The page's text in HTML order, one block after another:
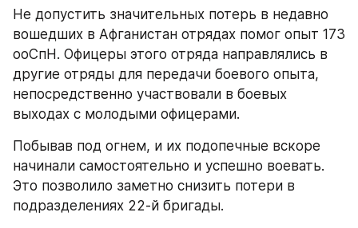
Не допустить значительных потерь в недавно
вошедших в Афганистан отрядах помог опыт 173
ооСпН. Офицеры этого отряда направлялись в
другие отряды для передачи боевого опыта,
непосредственно участвовали в боевых
выходах с молодыми офицерами.
Побывав под огнем, и их подопечные вскоре
начинали самостоятельно и успешно воевать.
Это позволило заметно снизить потери в
подразделениях 22-й бригады.